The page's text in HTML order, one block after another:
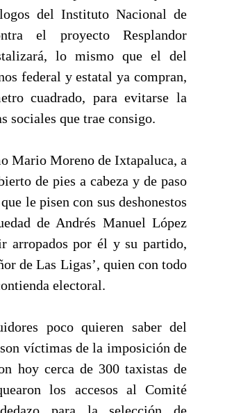
del Instituto Nacional de
el proyecto Resplandor
lo mismo que el del
federal y estatal ya compran,
cuadrado, para evitarse la
sociales que trae consigo.
Mario Moreno de Ixtapaluca, a
de pies a cabeza y de paso
le pisen con sus deshonestos
de Andrés Manuel López
arropados por él y su partido,
de Las Ligas’, quien con todo
electoral.
poco quieren saber del
víctimas de la imposición de
hoy cerca de 300 taxistas de
los accesos al Comité
para la selección de